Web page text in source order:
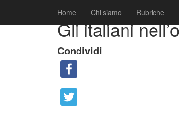
Home Chi siamo Rubriche
Gli italiani
Condividi